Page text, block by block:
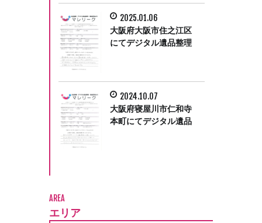
2025.01.06
大阪府大阪市住之江区
にてデジタル遺品整理
2024.10.07
大阪府寝屋川市仁和寺
本町にてデジタル遺品
AREA
エリア